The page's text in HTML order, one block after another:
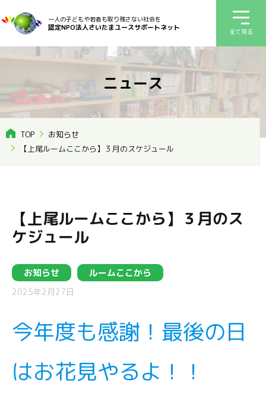
一人の子どもや若者も取り残さない社会を
認定NPO法人さいたまユースサポートネット 全て見る
ニュース
TOP
お知らせ
【上尾ルームここから】３月のスケジュール
【上尾ルームここから】３月のス
ケジュール
お知らせ ルームここから
2025年2月27日
今年度も感謝！最後の日
はお花見やるよ！！